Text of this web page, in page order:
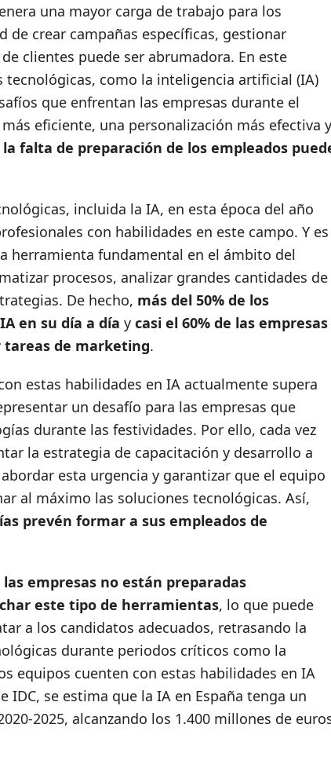
una mayor carga de trabajo para los
de crear campañas específicas, gestionar
clientes puede ser abrumadora. En este
como la inteligencia artificial (IA)
que enfrentan las empresas durante el
eficiente, una personalización más efectiva y
la falta de preparación de los empleados
incluida la IA, en esta época del año
con habilidades en este campo. Y es
herramienta fundamental en el ámbito del
procesos, analizar grandes cantidades de
De hecho, más del 50% de los
en su día a día y casi el 60% de las empresas
de marketing.
estas habilidades en IA actualmente supera
un desafío para las empresas que
durante las festividades. Por ello, cada vez
la estrategia de capacitación y desarrollo a
esta urgencia y garantizar que el equipo
al máximo las soluciones tecnológicas. Así,
prevén formar a sus empleados de
las empresas no están preparadas
este tipo de herramientas, lo que puede
a los candidatos adecuados, retrasando la
durante periodos críticos como la
equipos cuenten con estas habilidades en IA
se estima que la IA en España tenga un
2025, alcanzando los 1.400 millones de